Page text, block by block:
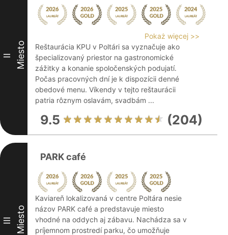
II Miesto
Pokaż więcej >>
Reštaurácia KPU v Poltári sa vyznačuje ako
špecializovaný priestor na gastronomické
zážitky a konanie spoločenských podujatí.
Počas pracovných dní je k dispozícii denné
obedové menu. Víkendy v tejto reštaurácii
patria rôznym oslavám, svadbám ...
9.5 (204)
III Miesto
PARK café
Kaviareň lokalizovaná v centre Poltára nesie
názov PARK café a predstavuje miesto
vhodné na oddych aj zábavu. Nachádza sa v
príjemnom prostredí parku, čo umožňuje